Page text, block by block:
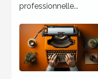
professionnelle...